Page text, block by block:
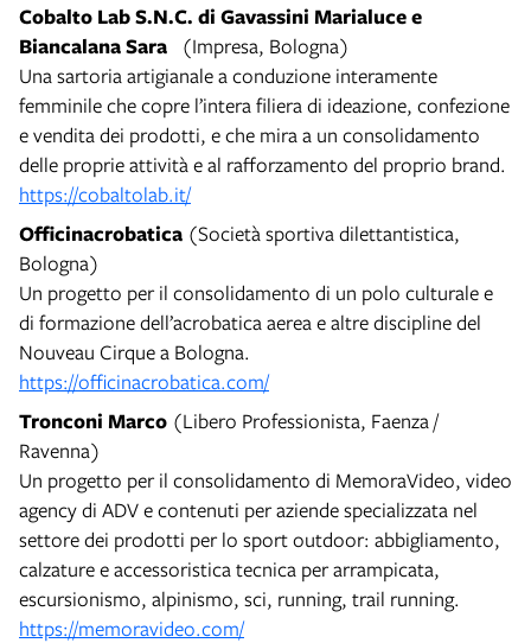
Cobalto Lab S.N.C. di Gavassini Marialuce e
Biancalana Sara
(Impresa, Bologna)
Una sartoria artigianale a conduzione interamente
femminile che copre l’intera filiera di ideazione, confezione
e vendita dei prodotti, e che mira a un consolidamento
delle proprie attività e al rafforzamento del proprio brand.
https://cobaltolab.it/
Officinacrobatica (Società sportiva dilettantistica,
Bologna)
Un progetto per il consolidamento di un polo culturale e
di formazione dell’acrobatica aerea e altre discipline del
Nouveau Cirque a Bologna.
https://officinacrobatica.com/
Tronconi Marco (Libero Professionista, Faenza /
Ravenna)
Un progetto per il consolidamento di MemoraVideo, video
agency di ADV e contenuti per aziende specializzata nel
settore dei prodotti per lo sport outdoor: abbigliamento,
calzature e accessoristica tecnica per arrampicata,
escursionismo, alpinismo, sci, running, trail running.
https://memoravideo.com/